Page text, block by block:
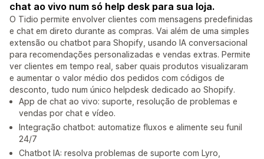
chat ao vivo num só help desk para sua loja.
O Tidio permite envolver clientes com mensagens predefinidas
e chat em direto durante as compras. Vai além de uma simples
extensão ou chatbot para Shopify, usando IA conversacional
para recomendações personalizadas e vendas extras. Permite
ver clientes em tempo real, saber quais produtos visualizaram
e aumentar o valor médio dos pedidos com códigos de
desconto, tudo num único helpdesk dedicado ao Shopify.
App de chat ao vivo: suporte, resolução de problemas e
vendas por chat e vídeo.
Integração chatbot: automatize fluxos e alimente seu funil
24/7
Chatbot IA: resolva problemas de suporte com Lyro,